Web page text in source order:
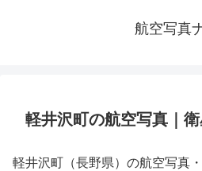
航空写真
軽井沢町の航空写真｜
軽井沢町（長野県）の航空写真